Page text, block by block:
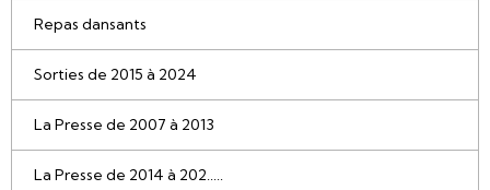
Repas dansants
Sorties de 2015 à 2024
La Presse de 2007 à 2013
La Presse de 2014 à 202.....